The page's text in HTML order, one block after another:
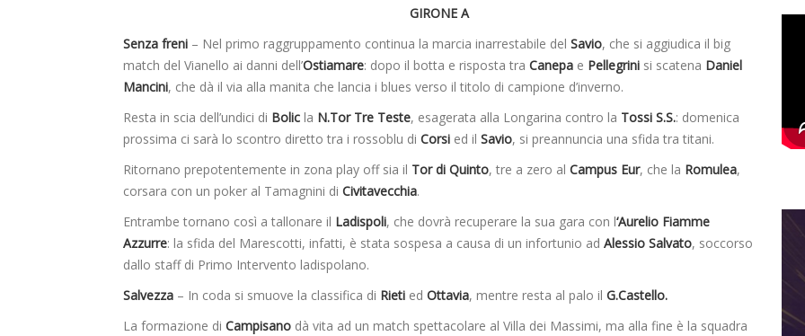
GIRONE A
Senza freni – Nel primo raggruppamento continua la marcia inarrestabile del Savio, che si aggiudica il big
match del Vianello ai danni dell’Ostiamare: dopo il botta e risposta tra Canepa e Pellegrini si scatena Daniel
Mancini, che dà il via alla manita che lancia i blues verso il titolo di campione d’inverno.
Resta in scia dell’undici di Bolic la N.Tor Tre Teste, esagerata alla Longarina contro la Tossi S.S.: domenica
prossima ci sarà lo scontro diretto tra i rossoblu di Corsi ed il Savio, si preannuncia una sfida tra titani.
Ritornano prepotentemente in zona play off sia il Tor di Quinto, tre a zero al Campus Eur, che la Romulea,
corsara con un poker al Tamagnini di Civitavecchia.
Entrambe tornano così a tallonare il Ladispoli, che dovrà recuperare la sua gara con l‘Aurelio Fiamme
Azzurre: la sfida del Marescotti, infatti, è stata sospesa a causa di un infortunio ad Alessio Salvato, soccorso
dallo staff di Primo Intervento ladispolano.
Salvezza – In coda si smuove la classifica di Rieti ed Ottavia, mentre resta al palo il G.Castello.
La formazione di Campisano dà vita ad un match spettacolare al Villa dei Massimi, ma alla fine è la squadra